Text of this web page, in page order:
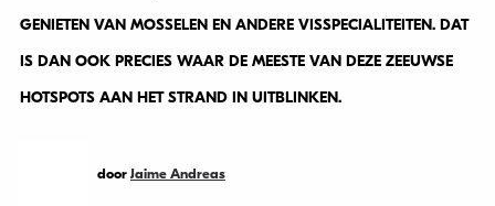
GENIETEN VAN MOSSELEN EN ANDERE VISSPECIALITEITEN. DAT
IS DAN OOK PRECIES WAAR DE MEESTE VAN DEZE ZEEUWSE
HOTSPOTS AAN HET STRAND IN UITBLINKEN.
door Jaime Andreas